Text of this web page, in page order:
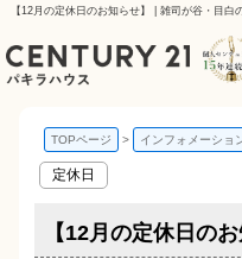
【12月の定休日のお知らせ】 | 雑司が谷・目
TOPページ インフォメーショ
定休日
【12月の定休日のお